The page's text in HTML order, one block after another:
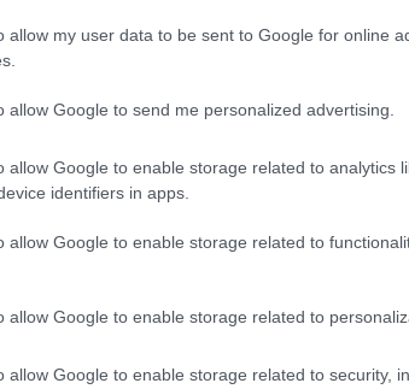
allow my user data to be sent to Google for online
allow Google to send me personalized advertising.
allow Google to enable storage related to analytics
identifiers in apps.
allow Google to enable storage related to
allow Google to enable storage related to
allow Google to enable storage related to security,
και Μεταπτυχιακών φοιτητών του
τρέχουσας ερευνητικής δραστηριότητας
χώρα μεταξύ 09:00 και 14:00 με
φοιτητές επιθυμούν να λάβουν
να καταθέσουν τον τίτλο και την
σύντομο βιογραφικό (έως 100 λέξεις), μέχρι